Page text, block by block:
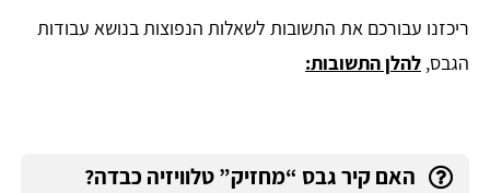
ריכזנו עבורכם את התשובות לשאלות הנפוצות בנושא עבודות
הגבס, להלן התשובות:
האם קיר גבס “מחזיק” טלוויזיה כבדה?